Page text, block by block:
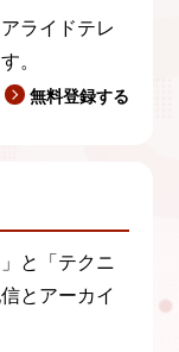
ライドテレ
。
無料登録する
と「テクニ
とアーカイ